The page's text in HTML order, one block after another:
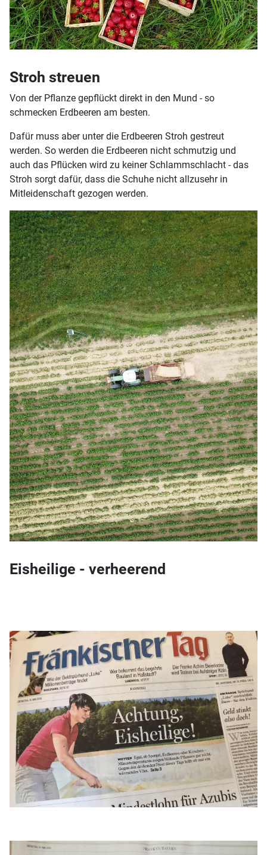
Stroh streuen
Von der Pflanze gepflückt direkt in den Mund - so
schmecken Erdbeeren am besten.
Dafür muss aber unter die Erdbeeren Stroh gestreut
werden. So werden die Erdbeeren nicht schmutzig und
auch das Pflücken wird zu keiner Schlammschlacht - das
Stroh sorgt dafür, dass die Schuhe nicht allzusehr in
Mitleidenschaft gezogen werden.
Eisheilige - verheerend